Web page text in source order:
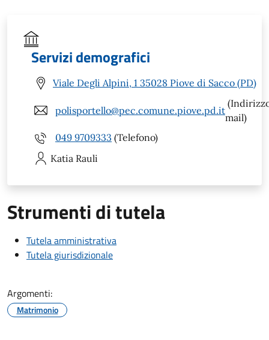
Servizi demografici
Viale Degli Alpini, 1 35028 Piove di Sacco (PD)
polisportello@pec.comune.piove.pd.it
mail)
049 9709333 (Telefono)
Katia Rauli
Strumenti di tutela
Tutela amministrativa
Tutela giurisdizionale
Argomenti:
Matrimonio